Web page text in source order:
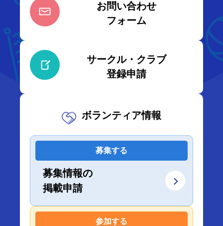
お問い合わせ
フォーム
サークル・クラブ
登録申請
ボランティア情報
募集する
募集情報の
掲載申請
参加する